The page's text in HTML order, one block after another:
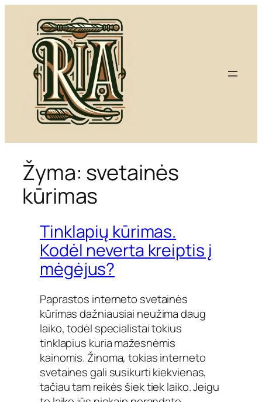
turinio
Žyma: svetainės
kūrimas
Tinklapių kūrimas.
Kodėl neverta kreiptis į
mėgėjus?
Paprastos interneto svetainės
kūrimas dažniausiai neužima daug
laiko, todėl specialistai tokius
tinklapius kuria mažesnėmis
kainomis. Žinoma, tokias interneto
svetaines gali susikurti kiekvienas,
tačiau tam reikės šiek tiek laiko. Jeigu